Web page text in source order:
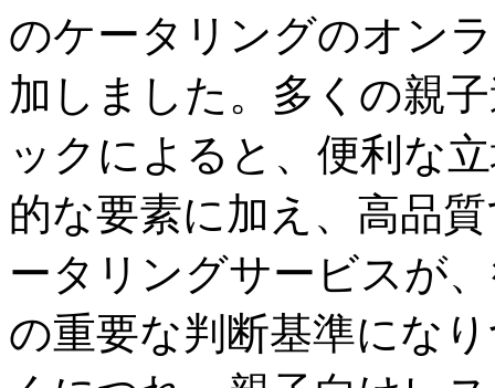
のケータリングのオン
加しました。多くの親
ックによると、便利な
的な要素に加え、高品
ータリングサービスが
の重要な判断基準にな